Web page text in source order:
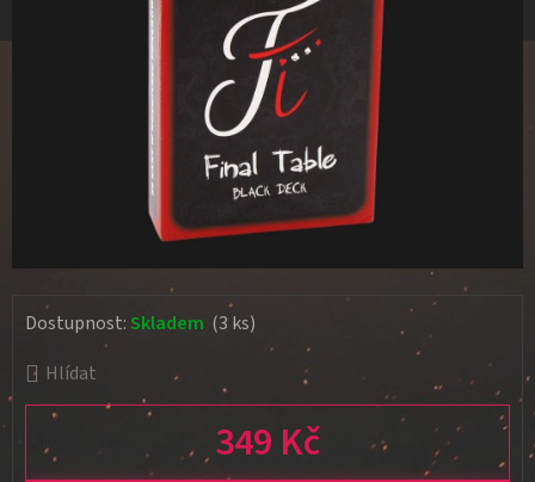
Hlídat
349 Kč
Dostupnost:Skladem (3 ks)